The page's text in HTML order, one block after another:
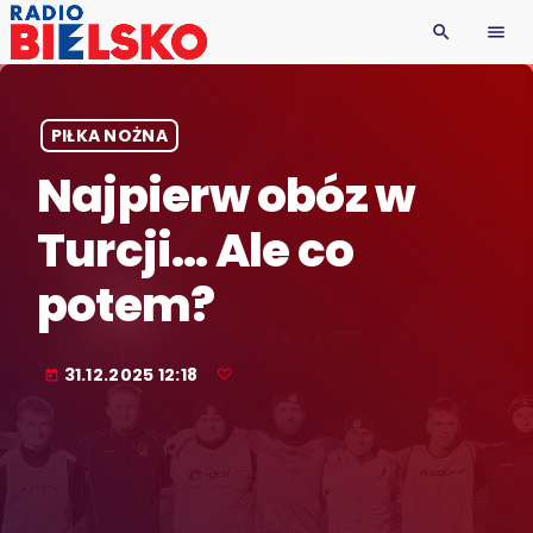
search menu
PIŁKA NOŻNA
Najpierw obóz w
Turcji… Ale co
potem?
today 31.12.2025 12:18